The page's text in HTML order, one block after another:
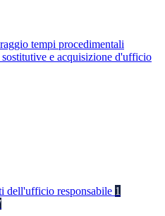
tempi procedimentali
e acquisizione d'ufficio
dell'ufficio responsabile 1